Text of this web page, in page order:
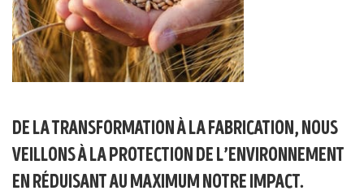
de la transformation à la fabrication, nous
veillons à la protection de l’environnement
en réduisant au maximum notre impact.